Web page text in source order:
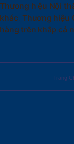
Thương hiệu Nội
khác. Thương hiệu
hàng trên khắp cả
Trang